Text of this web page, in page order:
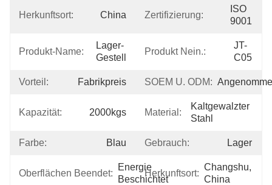
Herkunftsort: China Zertifizierung:
ISO
9001
Produkt-Name:
Lager-
Gestell
Produkt Nein.:
JT-
C05
Vorteil: Fabrikpreis SOEM U. ODM:
Kapazität: 2000kgs Material:
Kaltgewalzter
Stahl
Farbe: Blau Gebrauch: Lager
Oberflächen Beendet:
Energie
Beschichtet
Herkunftsort:
Changshu,
China